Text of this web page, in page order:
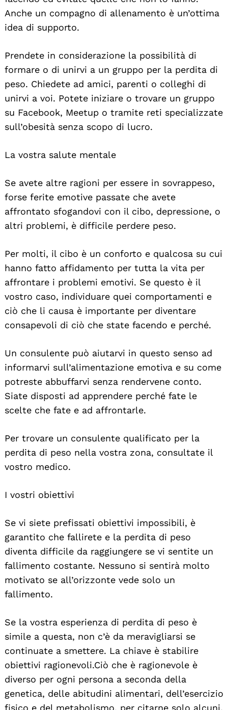
Anche un compagno di allenamento è un’ottima
idea di supporto.
Prendete in considerazione la possibilità di
formare o di unirvi a un gruppo per la perdita di
peso. Chiedete ad amici, parenti o colleghi di
unirvi a voi. Potete iniziare o trovare un gruppo
su Facebook, Meetup o tramite reti specializzate
sull’obesità senza scopo di lucro.
La vostra salute mentale
Se avete altre ragioni per essere in sovrappeso,
forse ferite emotive passate che avete
affrontato sfogandovi con il cibo, depressione, o
altri problemi, è difficile perdere peso.
Per molti, il cibo è un conforto e qualcosa su cui
hanno fatto affidamento per tutta la vita per
affrontare i problemi emotivi. Se questo è il
vostro caso, individuare quei comportamenti e
ciò che li causa è importante per diventare
consapevoli di ciò che state facendo e perché.
Un consulente può aiutarvi in questo senso ad
informarvi sull’alimentazione emotiva e su come
potreste abbuffarvi senza rendervene conto.
Siate disposti ad apprendere perché fate le
scelte che fate e ad affrontarle.
Per trovare un consulente qualificato per la
perdita di peso nella vostra zona, consultate il
vostro medico.
I vostri obiettivi
Se vi siete prefissati obiettivi impossibili, è
garantito che fallirete e la perdita di peso
diventa difficile da raggiungere se vi sentite un
fallimento costante. Nessuno si sentirà molto
motivato se all’orizzonte vede solo un
fallimento.
Se la vostra esperienza di perdita di peso è
simile a questa, non c’è da meravigliarsi se
continuate a smettere. La chiave è stabilire
obiettivi ragionevoli. Ciò che è ragionevole è
diverso per ogni persona a seconda della
genetica, delle abitudini alimentari, dell’esercizio
fisico e del metabolismo, per citarne solo alcuni.